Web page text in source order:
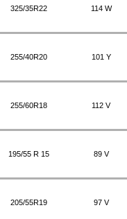
325/35R22 114 W
255/40R20 101 Y
255/60R18 112 V
195/55 R 15 89 V
205/55R19 97 V